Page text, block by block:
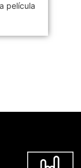
nació el 06 de